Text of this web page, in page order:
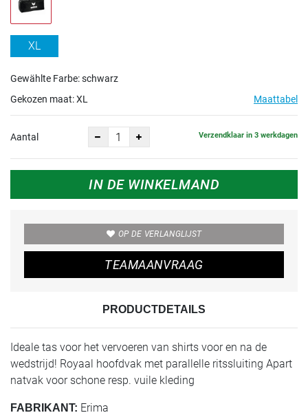
XL
Gewählte Farbe: schwarz
Gekozen maat:XL Maattabel
Aantal Verzendklaar in 3 werkdagen
IN DE WINKELMAND
OP DE VERLANGLIJST
TEAMAANVRAAG
PRODUCTDETAILS
Ideale tas voor het vervoeren van shirts voor en na de
wedstrijd! Royaal hoofdvak met parallelle ritssluiting Apart
natvak voor schone resp. vuile kleding
FABRIKANT: Erima